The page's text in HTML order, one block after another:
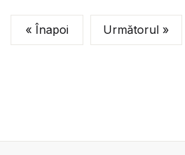
« Înapoi Următorul »